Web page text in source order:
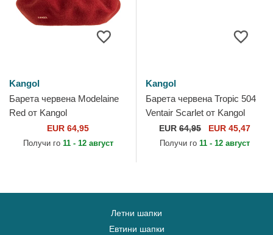
Kangol
Барета червена Modelaine
Red от Kangol
EUR 64,95
Получи го 11 - 12 август
Kangol
Барета червена Tropic 504
Ventair Scarlet от Kangol
EUR 64,95 EUR 45,47
Получи го 11 - 12 август
Летни шапки
Евтини шапки